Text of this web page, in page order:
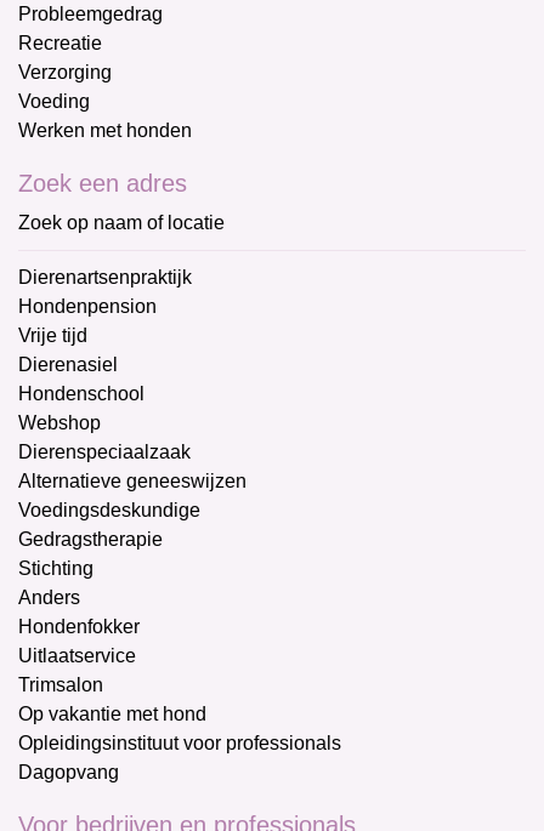
Probleemgedrag
Recreatie
Verzorging
Voeding
Werken met honden
Zoek een adres
Zoek op naam of locatie
Dierenartsenpraktijk
Hondenpension
Vrije tijd
Dierenasiel
Hondenschool
Webshop
Dierenspeciaalzaak
Alternatieve geneeswijzen
Voedingsdeskundige
Gedragstherapie
Stichting
Anders
Hondenfokker
Uitlaatservice
Trimsalon
Op vakantie met hond
Opleidingsinstituut voor professionals
Dagopvang
Voor bedrijven en professionals